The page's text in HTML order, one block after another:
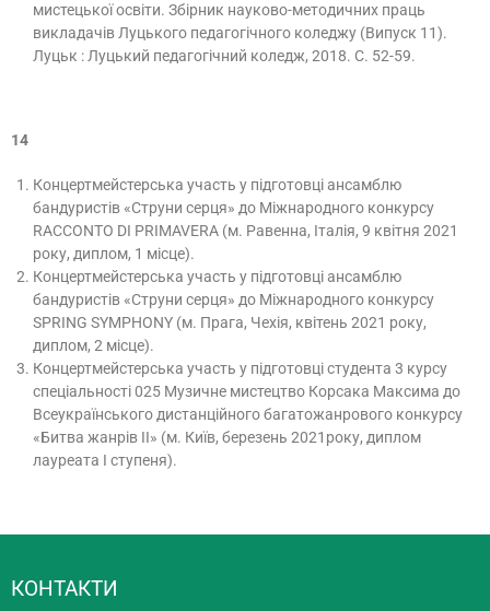
мистецької освіти. Збірник науково-методичних праць
викладачів Луцького педагогічного коледжу (Випуск 11).
Луцьк : Луцький педагогічний коледж, 2018. С. 52-59.
14
Концертмейстерська участь у підготовці ансамблю
бандуристів «Струни серця» до Міжнародного конкурсу
RACCONTO DI PRIMAVERA (м. Равенна, Італія, 9 квітня 2021
року, диплом, 1 місце).
Концертмейстерська участь у підготовці ансамблю
бандуристів «Струни серця» до Міжнародного конкурсу
SPRING SYMPHONY (м. Прага, Чехія, квітень 2021 року,
диплом, 2 місце).
Концертмейстерська участь у підготовці студента 3 курсу
спеціальності 025 Музичне мистецтво Корсака Максима до
Всеукраїнського дистанційного багатожанрового конкурсу
«Битва жанрів ІІ» (м. Київ, березень 2021року, диплом
лауреата І ступеня).
КОНТАКТИ